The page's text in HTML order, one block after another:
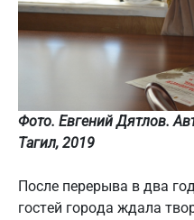
Фото. Евгений Дятлов.
Тагил, 2019
После перерыва в два
гостей города ждала